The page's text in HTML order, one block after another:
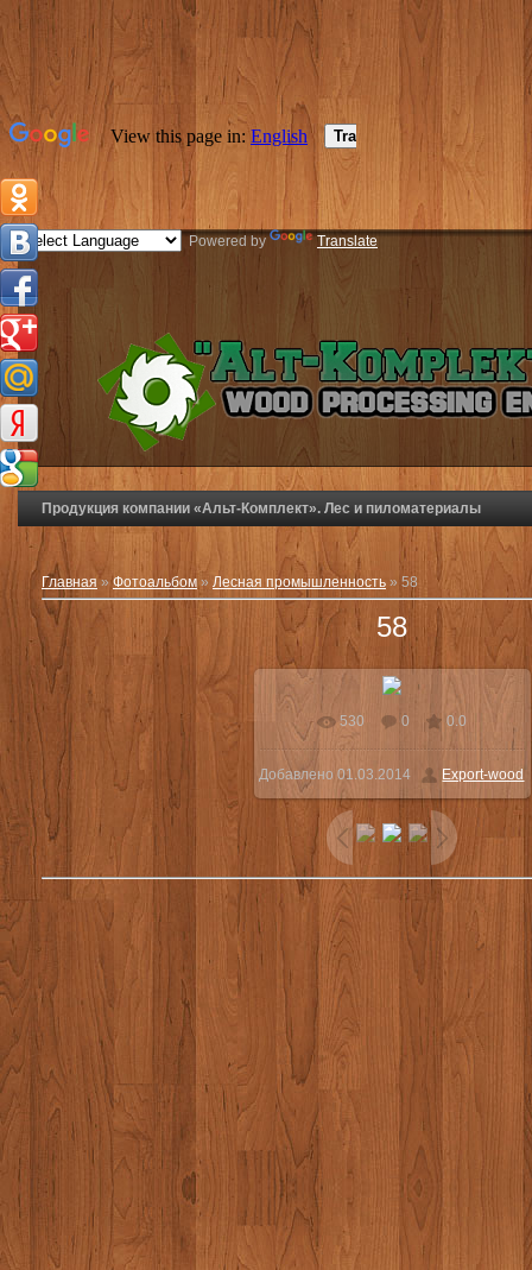
Powered by Translate
Продукция компании «Альт-Комплект». Лес и пиломатериалы
Главная » Фотоальбом» Лесная промышленность » 58
58
530 0 0.0
Добавлено 01.03.2014 Export-wood